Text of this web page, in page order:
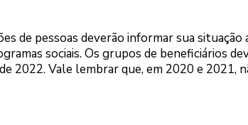
de pessoas deverão informar sua situação
sociais. Os grupos de beneficiários
2022. Vale lembrar que, em 2020 e 2021,